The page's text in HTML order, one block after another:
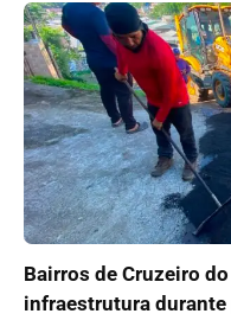
Bairros de Cruzeiro
infraestrutura